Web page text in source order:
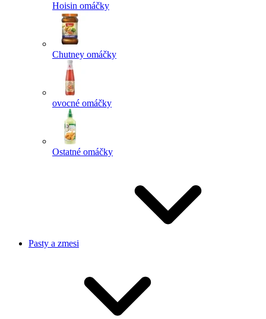
Hoisin omáčky
Chutney omáčky
ovocné omáčky
Ostatné omáčky
Pasty a zmesi